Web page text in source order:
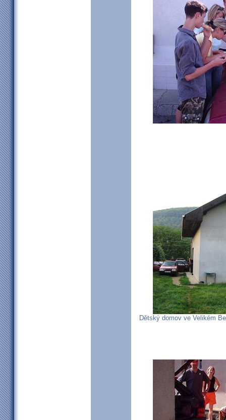
Dětský domov ve Velikém